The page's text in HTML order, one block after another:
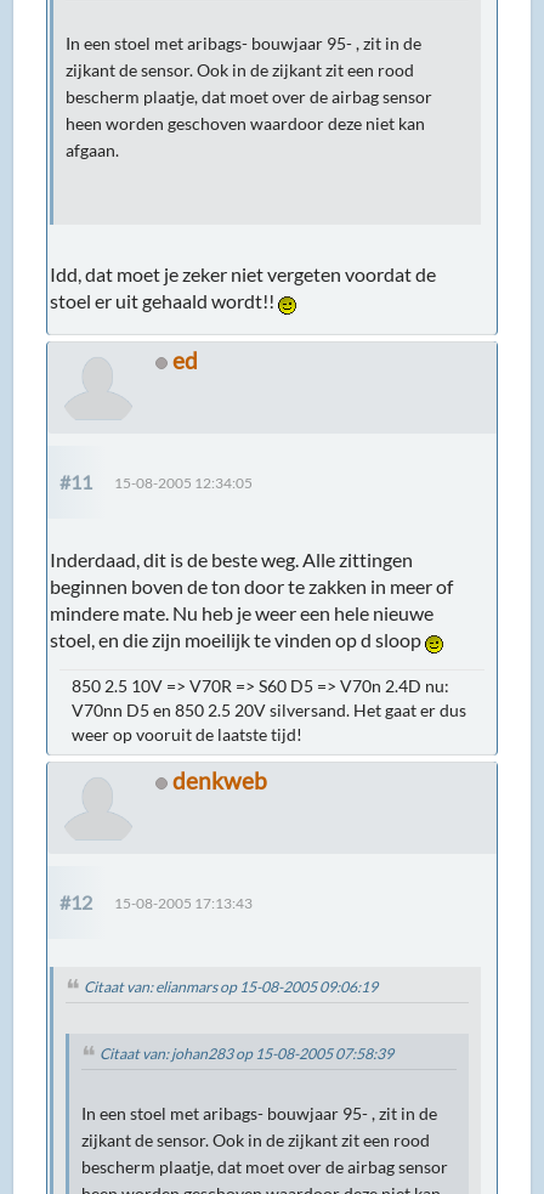
In een stoel met aribags- bouwjaar 95- , zit in de
zijkant de sensor. Ook in de zijkant zit een rood
bescherm plaatje, dat moet over de airbag sensor
heen worden geschoven waardoor deze niet kan
afgaan.
Idd, dat moet je zeker niet vergeten voordat de
stoel er uit gehaald wordt!!
ed
#11 15-08-2005 12:34:05
Inderdaad, dit is de beste weg. Alle zittingen
beginnen boven de ton door te zakken in meer of
mindere mate. Nu heb je weer een hele nieuwe
stoel, en die zijn moeilijk te vinden op d sloop
850 2.5 10V => V70R => S60 D5 => V70n 2.4D nu:
V70nn D5 en 850 2.5 20V silversand. Het gaat er dus
weer op vooruit de laatste tijd!
denkweb
#12 15-08-2005 17:13:43
Citaat van: elianmars op 15-08-2005 09:06:19
Citaat van: johan283 op 15-08-2005 07:58:39
In een stoel met aribags- bouwjaar 95- , zit in de
zijkant de sensor. Ook in de zijkant zit een rood
bescherm plaatje, dat moet over de airbag sensor